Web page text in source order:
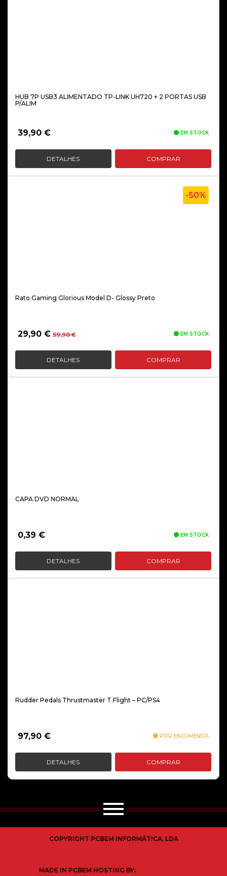
HUB 7P USB3 ALIMENTADO TP-LINK UH720 + 2 PORTAS USB
P/ALIM
39,90 € EM STOCK
DETALHES COMPRAR
-50%
Rato Gaming Glorious Model D- Glossy Preto
59,90€O
original
era:
29,90 €
O
atual
é:
EM STOCK
DETALHES COMPRAR
CAPA DVD NORMAL
0,39 € EM STOCK
DETALHES COMPRAR
Rudder Pedals Thrustmaster T.Flight – PC/PS4
97,90 € POR ENCOMENDA
DETALHES COMPRAR
COPYRIGHT PCBEM INFORMÁTICA, LDA
MADE IN PCBEM HOSTING BY: